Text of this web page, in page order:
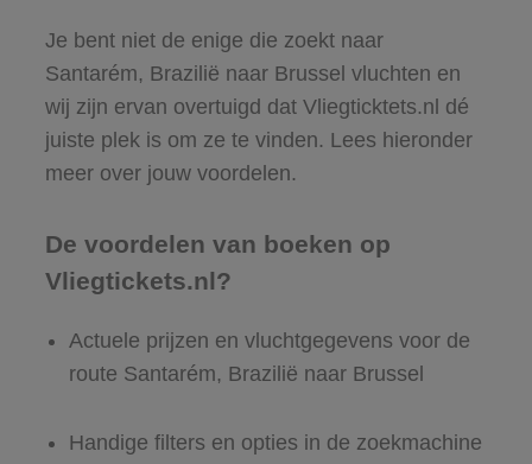
Je bent niet de enige die zoekt naar
Santarém, Brazilië naar Brussel vluchten en
wij zijn ervan overtuigd dat Vliegticktets.nl dé
juiste plek is om ze te vinden. Lees hieronder
meer over jouw voordelen.
De voordelen van boeken op
Vliegtickets.nl?
Actuele prijzen en vluchtgegevens voor de
route Santarém, Brazilië naar Brussel
Handige filters en opties in de zoekmachine